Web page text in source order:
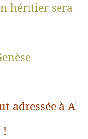
héritier sera
adressée à
!